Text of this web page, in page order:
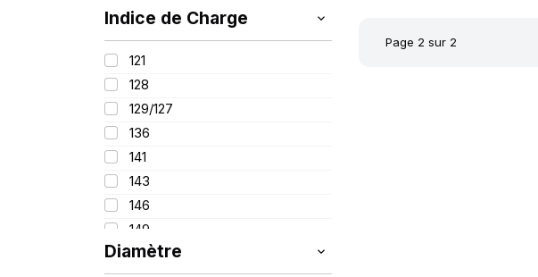
305
315
340
440
445
480
Indice de Charge
121
128
129/127
136
141
143
146
149
153
Diamètre
XZM
Page 2 sur 2